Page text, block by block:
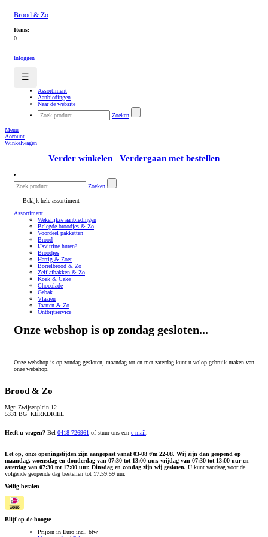
Brood & Zo
Items:
0
Inloggen
☰
Assortiment
Aanbiedingen
Naar de website
Zoeken
Menu
Account
Winkelwagen
Verder winkelen Verdergaan met bestellen
Zoeken
Bekijk hele assortiment
Assortiment
Wekelijkse aanbiedingen
Belegde broodjes & Zo
Voordeel pakketten
Brood
IJsvitrine huren?
Broodjes
Hartig & Zoet
Borrelbrood & Zo
Zelf afbakken & Zo
Koek & Cake
Chocolade
Gebak
Vlaaien
Taarten & Zo
Ontbijtservice
Onze webshop is op zondag gesloten...
Onze webshop is op zondag gesloten, maandag tot en met zaterdag kunt u volop gebruik maken van
onze webshop.
Brood & Zo
Mgr. Zwijsenplein 12
5331 BG KERKDRIEL
Heeft u vragen? Bel 0418-726961 of stuur ons een e-mail
Let op, onze openingstijden zijn aangepast vanaf 03-08 t/m 22-08. Wij zijn dan geopend op
maandag, woensdag en donderdag van 07:30 tot 13:00 uur, vrijdag van 07:30 tot 13:00 uur en
zaterdag van 07:30 tot 17:00 uur. Dinsdag en zondag zijn wij gesloten. U kunt vandaag voor de
volgende geopende dag bestellen tot 17:59:59 uur.
Veilig betalen
Blijf op de hoogte
Prijzen in Euro incl. btw